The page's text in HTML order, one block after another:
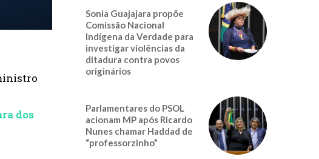
dos
Sonia Guajajara propõe
Comissão Nacional
Indígena da Verdade para
investigar violências da
ditadura contra povos
originários
Parlamentares do PSOL
acionam MP após Ricardo
Nunes chamar Haddad de
“professorzinho”